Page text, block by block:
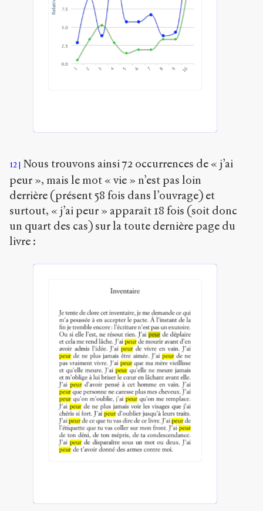
12
Nous trouvons ainsi 72 occurrences de « j’ai
peur », mais le mot « vie » n’est pas loin
derrière (présent 58 fois dans l’ouvrage) et
surtout, « j’ai peur » apparaît 18 fois (soit donc
un quart des cas) sur la toute dernière page du
livre :